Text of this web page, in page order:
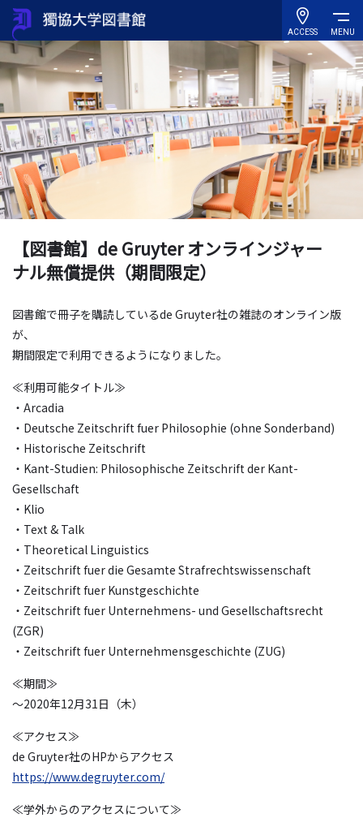
ACCESS MENU
【図書館】de Gruyter オンラインジャー
ナル無償提供（期間限定）
図書館で冊子を購読しているde Gruyter社の雑誌のオンライン版
が、
期間限定で利用できるようになりました。
≪利用可能タイトル≫
・Arcadia
・Deutsche Zeitschrift fuer Philosophie (ohne Sonderband)
・Historische Zeitschrift
・Kant-Studien: Philosophische Zeitschrift der Kant-
Gesellschaft
・Klio
・Text & Talk
・Theoretical Linguistics
・Zeitschrift fuer die Gesamte Strafrechtswissenschaft
・Zeitschrift fuer Kunstgeschichte
・Zeitschrift fuer Unternehmens- und Gesellschaftsrecht
(ZGR)
・Zeitschrift fuer Unternehmensgeschichte (ZUG)
≪期間≫
～2020年12月31日（木）
≪アクセス≫
de Gruyter社のHPからアクセス
https://www.degruyter.com/
≪学外からのアクセスについて≫